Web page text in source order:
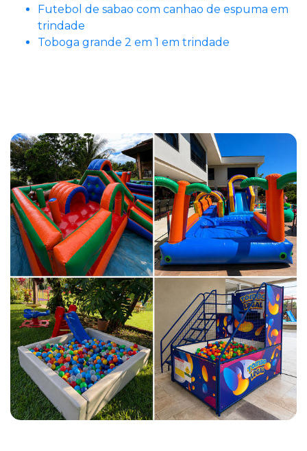
Futebol de sabao com canhao de espuma em
trindade
Toboga grande 2 em 1 em trindade